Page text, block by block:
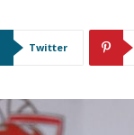
Twitter